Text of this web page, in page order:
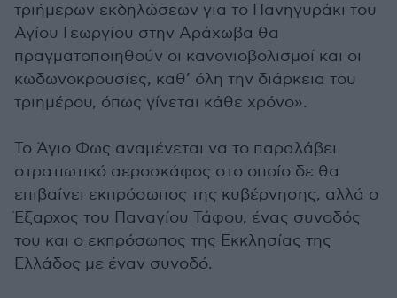
τριήμερων εκδηλώσεων για το Πανηγυράκι του
Αγίου Γεωργίου στην Αράχωβα θα
πραγματοποιηθούν οι κανονιοβολισμοί και οι
κωδωνοκρουσίες, καθ’ όλη την διάρκεια του
τριημέρου, όπως γίνεται κάθε χρόνο».
Το Άγιο Φως αναμένεται να το παραλάβει
στρατιωτικό αεροσκάφος στο οποίο δε θα
επιβαίνει εκπρόσωπος της κυβέρνησης, αλλά ο
Έξαρχος του Παναγίου Τάφου, ένας συνοδός
του και ο εκπρόσωπος της Εκκλησίας της
Ελλάδος με έναν συνοδό.